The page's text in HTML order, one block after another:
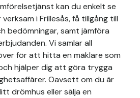
kan du enkelt se
i Frillesås, få tillgång till
bedömningar, samt jämföra
Vi samlar all
för att hitta en mäklare som
hjälper dig att göra trygga
Oavsett om du är
drömhus eller sälja en